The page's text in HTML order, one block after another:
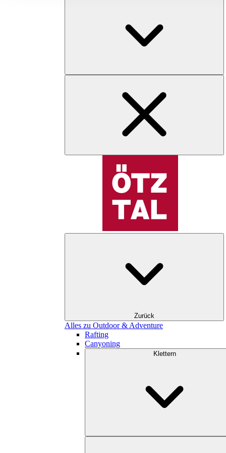
Zurück
Alles zu Outdoor & Adventure
Rafting
Canyoning
Klettern